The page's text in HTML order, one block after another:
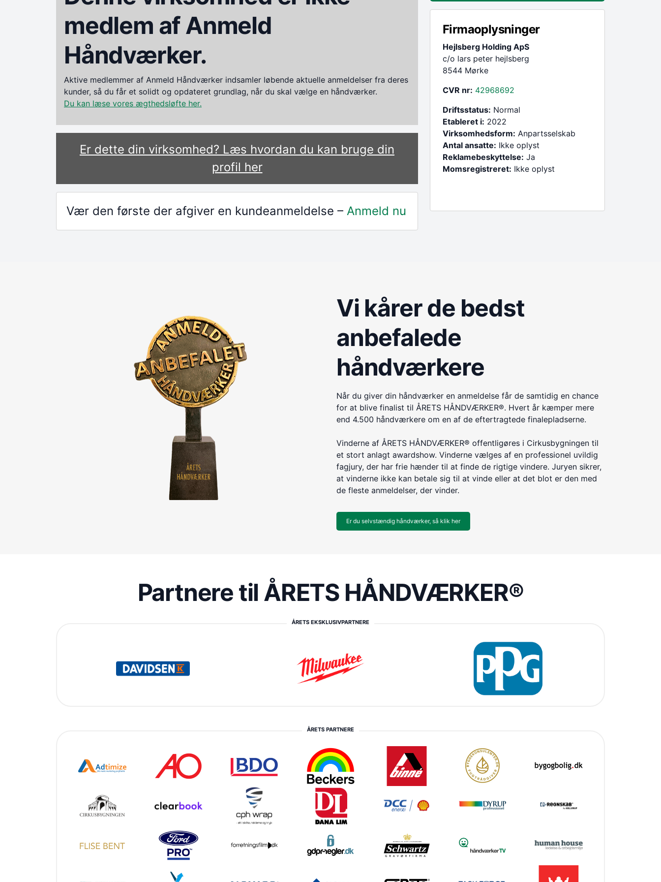
medlem af Anmeld
Håndværker.
Aktive medlemmer af Anmeld Håndværker indsamler løbende aktuelle anmeldelser fra deres
kunder, så du får et solidt og opdateret grundlag, når du skal vælge en håndværker.
Du kan læse vores ægthedsløfte her.
Er dette din virksomhed? Læs hvordan du kan bruge din
profil her
Vær den første der afgiver en kundeanmeldelse – Anmeld nu
Firmaoplysninger
Hejlsberg Holding ApS
c/o lars peter hejlsberg
8544 Mørke
CVR nr: 42968692
Driftsstatus: Normal
Etableret i: 2022
Virksomhedsform: Anpartsselskab
Antal ansatte: Ikke oplyst
Reklamebeskyttelse: Ja
Momsregistreret: Ikke oplyst
Vi kårer de bedst
anbefalede
håndværkere
Når du giver din håndværker en anmeldelse får de samtidig en chance
for at blive finalist til ÅRETS HÅNDVÆRKER®. Hvert år kæmper mere
end 4.500 håndværkere om en af de eftertragtede finalepladserne.
Vinderne af ÅRETS HÅNDVÆRKER® offentligøres i Cirkusbygningen til
et stort anlagt awardshow. Vinderne vælges af en professionel uvildig
fagjury, der har frie hænder til at finde de rigtige vindere. Juryen sikrer,
at vinderne ikke kan betale sig til at vinde eller at det blot er den med
de fleste anmeldelser, der vinder.
Er du selvstændig håndværker, så klik her
Partnere til ÅRETS HÅNDVÆRKER®
ÅRETS EKSKLUSIVPARTNERE
ÅRETS PARTNERE